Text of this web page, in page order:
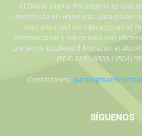
El Diario Digital Paradigma es una
constituida en Honduras para poder
más alto nivel de liderazgo en el
internacional y sobre todo con
Los Jarros Boulevard Morazan el 4to
(504) 2231-3303 / (504)
Contáctanos:
SÍGUENOS